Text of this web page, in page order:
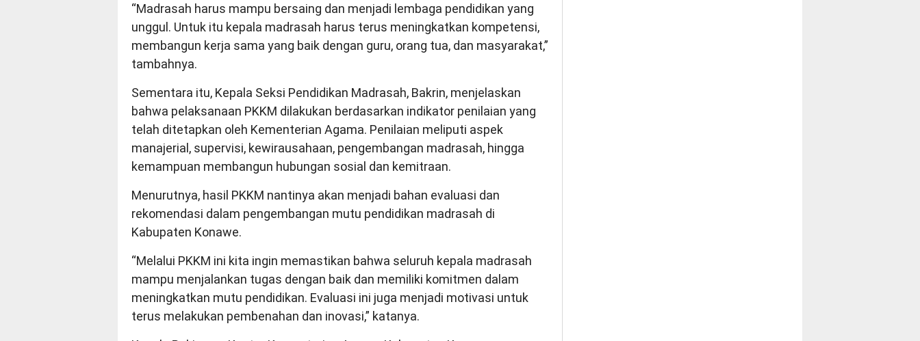
“Madrasah harus mampu bersaing dan menjadi lembaga pendidikan yang
unggul. Untuk itu kepala madrasah harus terus meningkatkan kompetensi,
membangun kerja sama yang baik dengan guru, orang tua, dan masyarakat,”
tambahnya.
Sementara itu, Kepala Seksi Pendidikan Madrasah, Bakrin, menjelaskan
bahwa pelaksanaan PKKM dilakukan berdasarkan indikator penilaian yang
telah ditetapkan oleh Kementerian Agama. Penilaian meliputi aspek
manajerial, supervisi, kewirausahaan, pengembangan madrasah, hingga
kemampuan membangun hubungan sosial dan kemitraan.
Menurutnya, hasil PKKM nantinya akan menjadi bahan evaluasi dan
rekomendasi dalam pengembangan mutu pendidikan madrasah di
Kabupaten Konawe.
“Melalui PKKM ini kita ingin memastikan bahwa seluruh kepala madrasah
mampu menjalankan tugas dengan baik dan memiliki komitmen dalam
meningkatkan mutu pendidikan. Evaluasi ini juga menjadi motivasi untuk
terus melakukan pembenahan dan inovasi,” katanya.